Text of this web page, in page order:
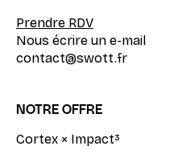
Prendre RDV
Nous écrire un e-mail
contact@swott.fr
NOTRE OFFRE
Cortex × Impact³